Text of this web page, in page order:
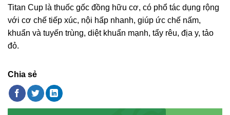
Titan Cup là thuốc gốc đồng hữu cơ, có phổ tác dụng rộng
với cơ chế tiếp xúc, nội hấp nhanh, giúp ức chế nấm,
khuẩn và tuyến trùng, diệt khuẩn mạnh, tẩy rêu, địa y, tảo
đỏ.
Chia sẻ